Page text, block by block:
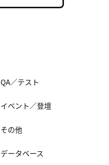
QA／テスト
イベント／登壇
その他
データベース